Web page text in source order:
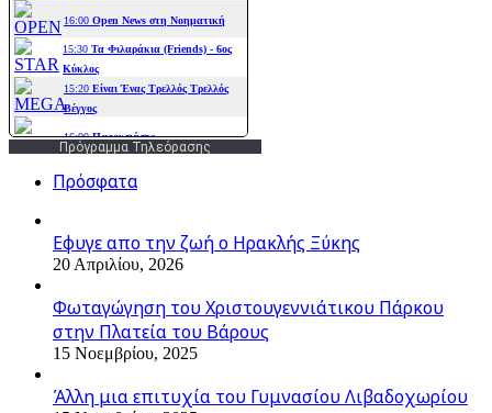
Πρόγραμμα Τηλεόρασης
Πρόσφατα
Εφυγε απο την ζωή o Ηρακλής Ξύκης
20 Απριλίου, 2026
Φωταγώγηση του Χριστουγεννιάτικου Πάρκου
στην Πλατεία του Βάρους
15 Νοεμβρίου, 2025
Άλλη μια επιτυχία του Γυμνασίου Λιβαδοχωρίου